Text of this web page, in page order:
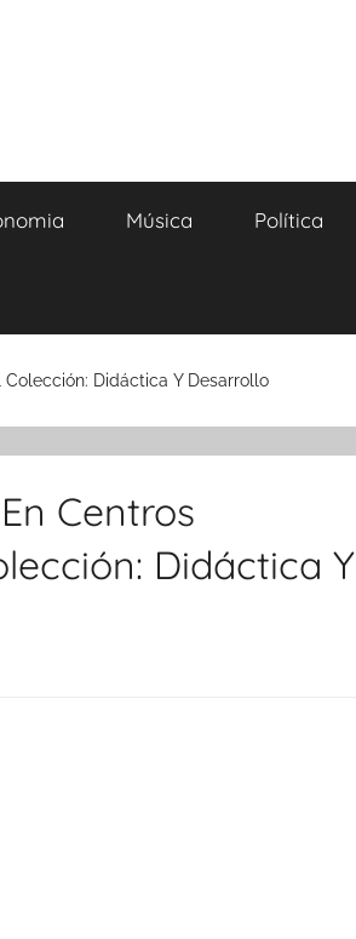
Música Política
Didáctica Y Desarrollo
Centros
Didáctica Y